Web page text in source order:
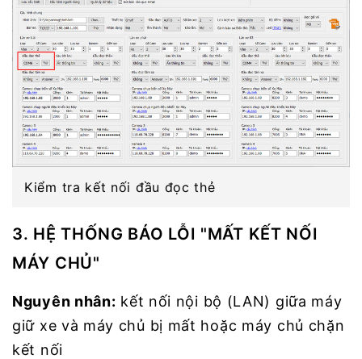
Kiểm tra kết nối đầu đọc thẻ
3. HỆ THỐNG BÁO LỖI "MẤT KẾT NỐI
MÁY CHỦ"
Nguyên nhân: kết nối nội bộ (LAN) giữa máy
giữ xe và máy chủ bị mất hoặc máy chủ chặn
kết nối